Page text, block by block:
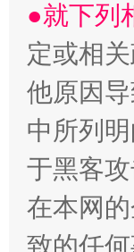
●就下列
定或相
他原因
中所列
于黑客
在本网
致的任何